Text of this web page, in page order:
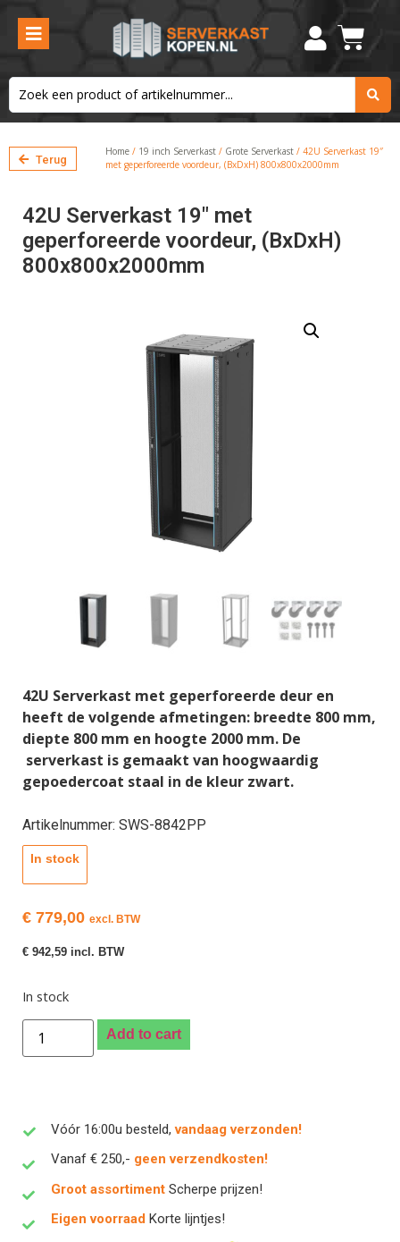
Terug
Home / 19 inch Serverkast / Grote Serverkast / 42U Serverkast 19″
met geperforeerde voordeur, (BxDxH) 800x800x2000mm
42U Serverkast 19″ met
geperforeerde voordeur, (BxDxH)
800x800x2000mm
42U Serverkast met geperforeerde deur en
heeft de volgende afmetingen: breedte 800 mm,
diepte 800 mm en hoogte 2000 mm. De
serverkast is gemaakt van hoogwaardig
gepoedercoat staal in de kleur zwart.
Artikelnummer: SWS-8842PP
In stock
€ 779,00 excl. BTW
€ 942,59 incl. BTW
In stock
Add to cart
Vóór 16:00u besteld,vandaag verzonden!
Vanaf € 250,- geen verzendkosten!
Groot assortiment Scherpe prijzen!
Eigen voorraad Korte lijntjes!